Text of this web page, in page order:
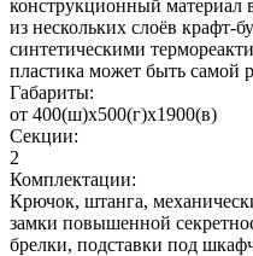
конструкционный материал
из нескольких слоёв крафт-
синтетическими
пластика может быть самой
Габариты:
от 400(ш)x500(г)x1900(в)
Секции:
2
Комплектации:
Крючок, штанга,
замки повышенной
брелки, подставки под